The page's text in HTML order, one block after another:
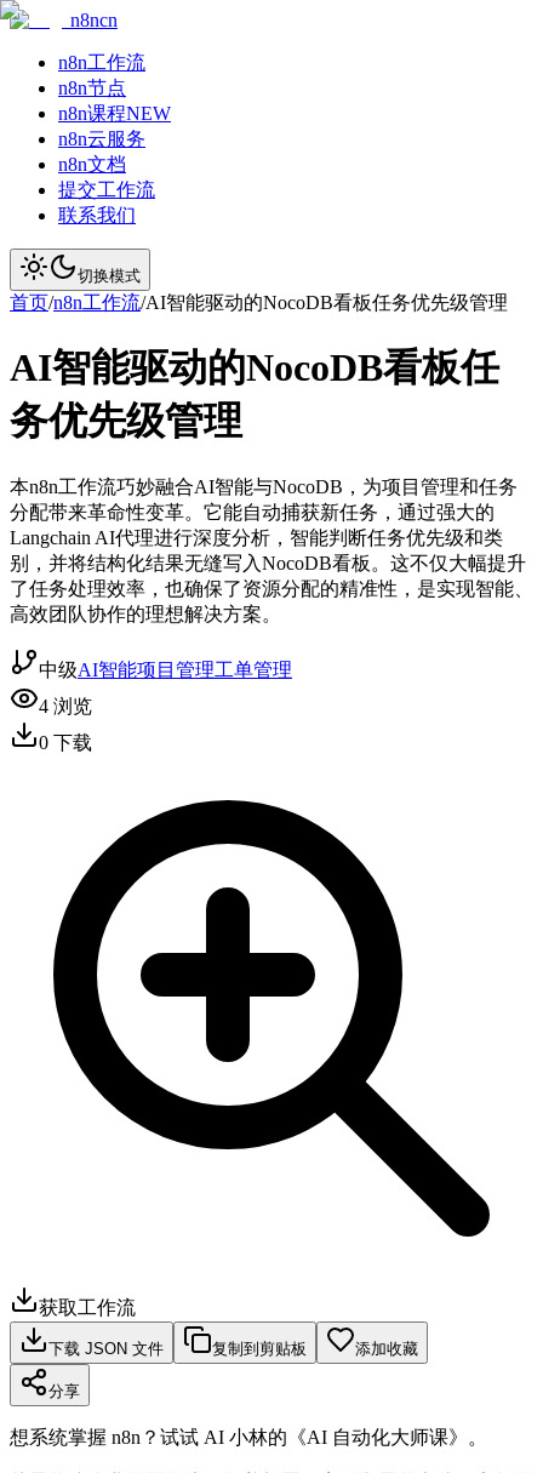
n8ncn
n8n工作流
n8n节点
n8n课程NEW
n8n云服务
n8n文档
提交工作流
联系我们
切换模式
首页/n8n工作流/AI智能驱动的NocoDB看板任务优先级管理
AI智能驱动的NocoDB看板任
务优先级管理
本n8n工作流巧妙融合AI智能与NocoDB，为项目管理和任务
分配带来革命性变革。它能自动捕获新任务，通过强大的
Langchain AI代理进行深度分析，智能判断任务优先级和类
别，并将结构化结果无缝写入NocoDB看板。这不仅大幅提升
了任务处理效率，也确保了资源分配的精准性，是实现智能、
高效团队协作的理想解决方案。
中级AI智能项目管理工单管理
4 浏览
0 下载
获取工作流
下载 JSON 文件 复制到剪贴板 添加收藏
分享
想系统掌握 n8n？试试 AI 小林的《AI 自动化大师课》。